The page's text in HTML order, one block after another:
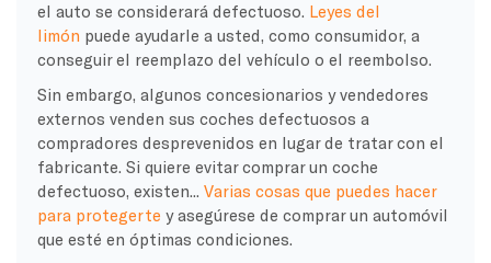
el auto se considerará defectuoso. Leyes del
limón puede ayudarle a usted, como consumidor, a
conseguir el reemplazo del vehículo o el reembolso.
Sin embargo, algunos concesionarios y vendedores
externos venden sus coches defectuosos a
compradores desprevenidos en lugar de tratar con el
fabricante. Si quiere evitar comprar un coche
defectuoso, existen... Varias cosas que puedes hacer
para protegerte y asegúrese de comprar un automóvil
que esté en óptimas condiciones.